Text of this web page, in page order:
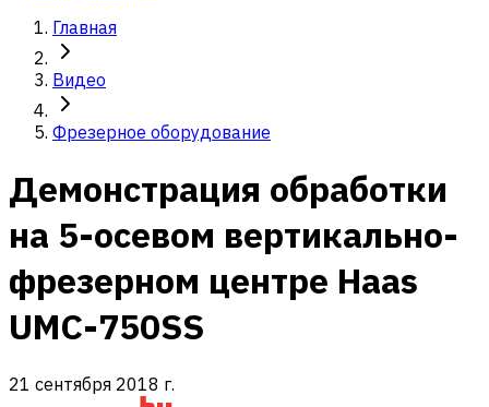
Главная
Видео
Фрезерное оборудование
Демонстрация обработки
на 5-осевом вертикально-
фрезерном центре Haas
UMC-750SS
21 сентября 2018 г.